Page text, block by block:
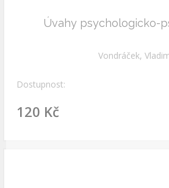
Úvahy psychologicko-
Vondráček,
Dostupnost:
120 Kč